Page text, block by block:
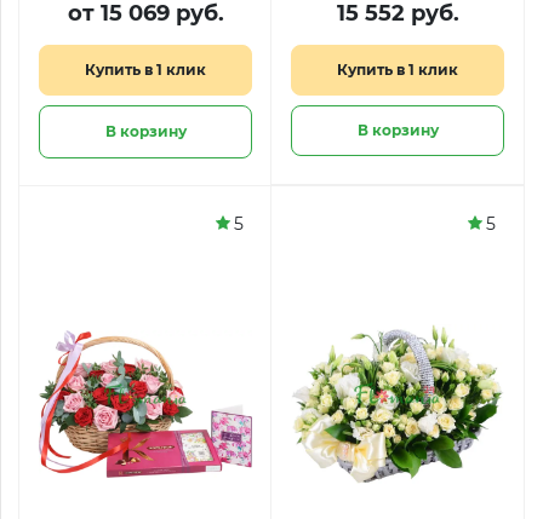
от 15 069 руб.
Купить в 1 клик
В корзину
15 552 руб.
Купить в 1 клик
В корзину
5 5